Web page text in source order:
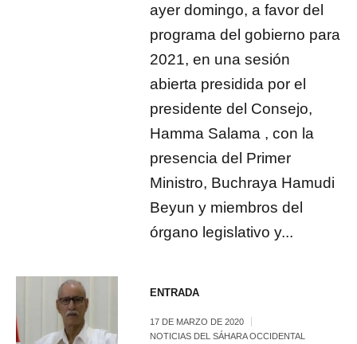
ayer domingo, a favor del
programa del gobierno para
2021, en una sesión
abierta presidida por el
presidente del Consejo,
Hamma Salama , con la
presencia del Primer
Ministro, Buchraya Hamudi
Beyun y miembros del
órgano legislativo y...
ENTRADA
17 DE MARZO DE 2020
NOTICIAS DEL SÁHARA OCCIDENTAL